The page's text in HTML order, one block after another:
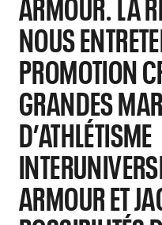
NOUS
PROMOTION
GRANDES
D’ATHLÉTISME
ARMOUR ET